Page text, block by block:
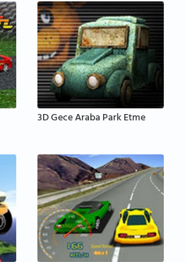
3D Gece Araba Park Etme